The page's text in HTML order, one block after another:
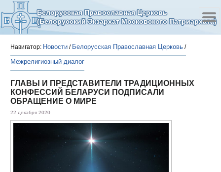
Белорусская Православная Церковь
(Белорусский Экзархат Московского Патриархата)
Навигатор: Новости / Белорусская Православная Церковь /
Межрелигиозный диалог
ГЛАВЫ И ПРЕДСТАВИТЕЛИ ТРАДИЦИОННЫХ
КОНФЕССИЙ БЕЛАРУСИ ПОДПИСАЛИ
ОБРАЩЕНИЕ О МИРЕ
22 декабря 2020